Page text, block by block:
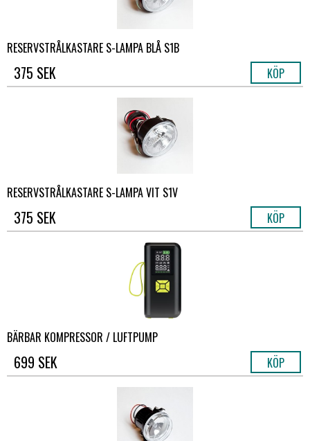
RESERVSTRÅLKASTARE S-LAMPA BLÅ S1B
375 SEK KÖP
RESERVSTRÅLKASTARE S-LAMPA VIT S1V
375 SEK KÖP
BÄRBAR KOMPRESSOR / LUFTPUMP
699 SEK KÖP